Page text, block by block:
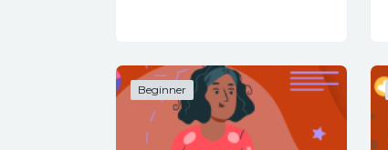
Beginner